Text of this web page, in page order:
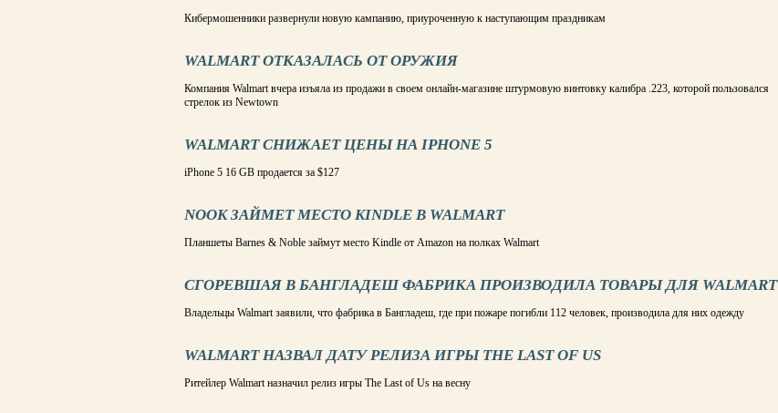
Кибермошенники развернули новую кампанию, приуроченную к наступающим праздникам
WALMART ОТКАЗАЛАСЬ ОТ ОРУЖИЯ
Компания Walmart вчера изъяла из продажи в своем онлайн-магазине штурмовую винтовку калибра .223, которой пользовался
стрелок из Newtown
WALMART СНИЖАЕТ ЦЕНЫ НА IPHONE 5
iPhone 5 16 GB продается за $127
NOOK ЗАЙМЕТ МЕСТО KINDLE В WALMART
Планшеты Barnes & Noble займут место Kindle от Amazon на полках Walmart
СГОРЕВШАЯ В БАНГЛАДЕШ ФАБРИКА ПРОИЗВОДИЛА ТОВАРЫ ДЛЯ WALMART
Владельцы Walmart заявили, что фабрика в Бангладеш, где при пожаре погибли 112 человек, производила для них одежду
WALMART НАЗВАЛ ДАТУ РЕЛИЗА ИГРЫ THE LAST OF US
Ритейлер Walmart назначил релиз игры The Last of Us на весну